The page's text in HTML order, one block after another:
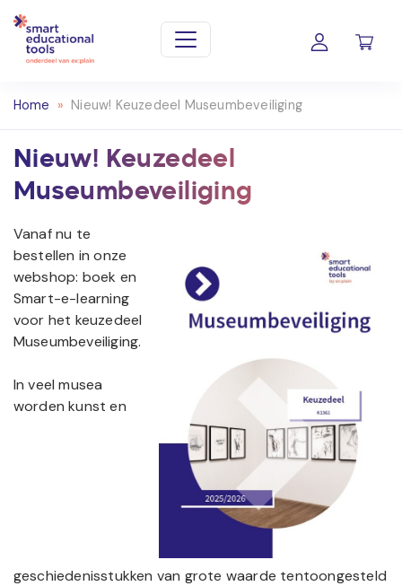
Home » Nieuw! Keuzedeel Museumbeveiliging
Nieuw! Keuzedeel
Museumbeveiliging
Vanaf nu te
bestellen in onze
webshop: boek en
Smart-e-learning
voor het keuzedeel
Museumbeveiliging.
In veel musea
worden kunst en
geschiedenisstukken van grote waarde tentoongesteld